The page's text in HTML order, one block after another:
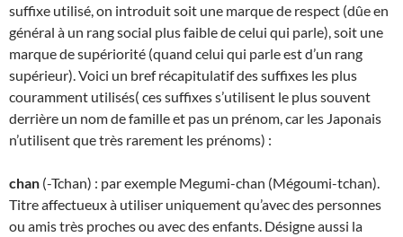
suffixe utilisé, on introduit soit une marque de respect (dûe en
général à un rang social plus faible de celui qui parle), soit une
marque de supériorité (quand celui qui parle est d’un rang
supérieur). Voici un bref récapitulatif des suffixes les plus
couramment utilisés( ces suffixes s’utilisent le plus souvent
derrière un nom de famille et pas un prénom, car les Japonais
n’utilisent que très rarement les prénoms) :
chan (-Tchan) : par exemple Megumi-chan (Mégoumi-tchan).
Titre affectueux à utiliser uniquement qu’avec des personnes
ou amis très proches ou avec des enfants. Désigne aussi la